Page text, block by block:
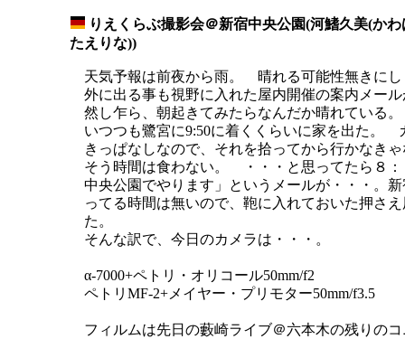
りえくらぶ撮影会＠新宿中央公園(河鰭久美(か
たえりな))
天気予報は前夜から雨。 晴れる可能性無きに
外に出る事も視野に入れた屋内開催の案内メー
然し乍ら、朝起きてみたらなんだか晴れている
いつつも鷺宮に9:50に着くくらいに家を出た。
きっぱなしなので、それを拾ってから行かなき
そう時間は食わない。 ・・・と思ってたら８
中央公園でやります」というメールが・・・。
ってる時間は無いので、鞄に入れておいた押さ
た。
そんな訳で、今日のカメラは・・・。
α-7000+ペトリ・オリコール50mm/f2
ペトリMF-2+メイヤー・プリモター50mm/f3.5
フィルムは先日の藪崎ライブ＠六本木の残りの